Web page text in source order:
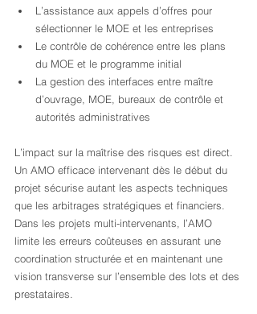
L’assistance aux appels d’offres pour
sélectionner le MOE et les entreprises
Le contrôle de cohérence entre les plans
du MOE et le programme initial
La gestion des interfaces entre maître
d’ouvrage, MOE, bureaux de contrôle et
autorités administratives
L’impact sur la maîtrise des risques est direct.
Un AMO efficace intervenant dès le début du
projet sécurise autant les aspects techniques
que les arbitrages stratégiques et financiers.
Dans les projets multi-intervenants, l’AMO
limite les erreurs coûteuses en assurant une
coordination structurée et en maintenant une
vision transverse sur l’ensemble des lots et des
prestataires.